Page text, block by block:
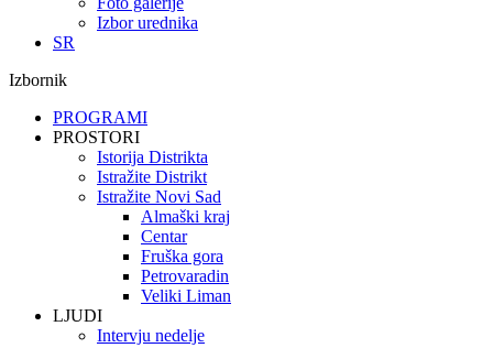
Izbor urednika
SR
Izbornik
PROGRAMI
PROSTORI
Istorija Distrikta
Istražite Distrikt
Istražite Novi Sad
Almaški kraj
Centar
Fruška gora
Petrovaradin
Veliki Liman
LJUDI
Intervju nedelje